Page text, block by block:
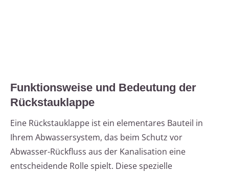
Funktionsweise und Bedeutung der
Rückstauklappe
Eine Rückstauklappe ist ein elementares Bauteil in
Ihrem Abwassersystem, das beim Schutz vor
Abwasser-Rückfluss aus der Kanalisation eine
entscheidende Rolle spielt. Diese spezielle